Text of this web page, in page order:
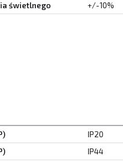
świetlnego
+/-10%
IP20
IP44